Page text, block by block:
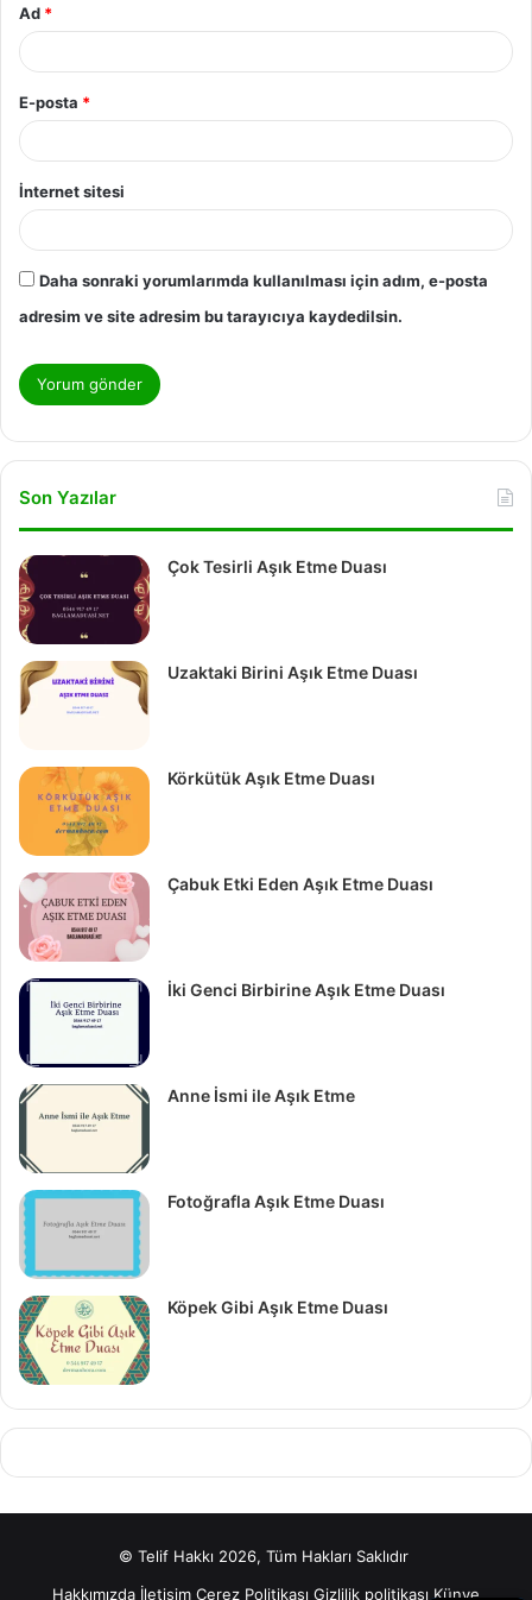
Ad *
E-posta *
İnternet sitesi
Daha sonraki yorumlarımda kullanılması için adım, e-posta
adresim ve site adresim bu tarayıcıya kaydedilsin.
Son Yazılar
Çok Tesirli Aşık Etme Duası
Uzaktaki Birini Aşık Etme Duası
Körkütük Aşık Etme Duası
Çabuk Etki Eden Aşık Etme Duası
İki Genci Birbirine Aşık Etme Duası
Anne İsmi ile Aşık Etme
Fotoğrafla Aşık Etme Duası
Köpek Gibi Aşık Etme Duası
© Telif Hakkı 2026, Tüm Hakları Saklıdır
Hakkımızda İletişim Çerez Politikası Gizlilik politikası Künye